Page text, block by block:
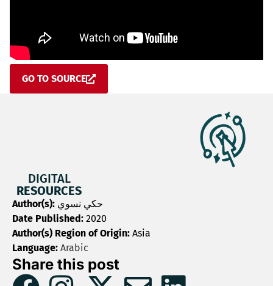
GO TO SOURCE
DIGITAL
RESOURCES
Author(s): حكي نسوي
Date Published: 2020
Author(s) Region of Origin: Asia
Language: Arabic
Share this post